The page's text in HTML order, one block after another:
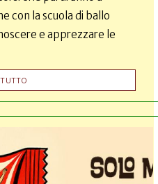
con la scuola di ballo
e apprezzare le
TUTTO